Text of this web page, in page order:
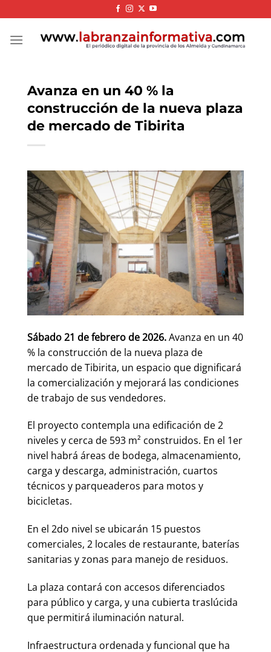
to
content
Avanza en un 40 % la
construcción de la nueva plaza
de mercado de Tibirita
Sábado 21 de febrero de 2026.Avanza en un 40
% la construcción de la nueva plaza de
mercado de Tibirita, un espacio que dignificará
la comercialización y mejorará las condiciones
de trabajo de sus vendedores.
El proyecto contempla una edificación de 2
niveles y cerca de 593 m² construidos. En el 1er
nivel habrá áreas de bodega, almacenamiento,
carga y descarga, administración, cuartos
técnicos y parqueaderos para motos y
bicicletas.
En el 2do nivel se ubicarán 15 puestos
comerciales, 2 locales de restaurante, baterías
sanitarias y zonas para manejo de residuos.
La plaza contará con accesos diferenciados
para público y carga, y una cubierta traslúcida
que permitirá iluminación natural.
Infraestructura ordenada y funcional que ha